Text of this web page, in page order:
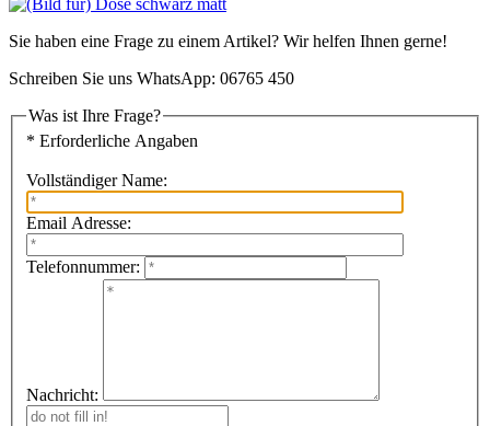
Sie haben eine Frage zu einem Artikel? Wir helfen Ihnen gerne!
Schreiben Sie uns WhatsApp: 06765 450
Was ist Ihre Frage?
* Erforderliche Angaben
Vollständiger Name:
Email Adresse:
Telefonnummer:
Nachricht: